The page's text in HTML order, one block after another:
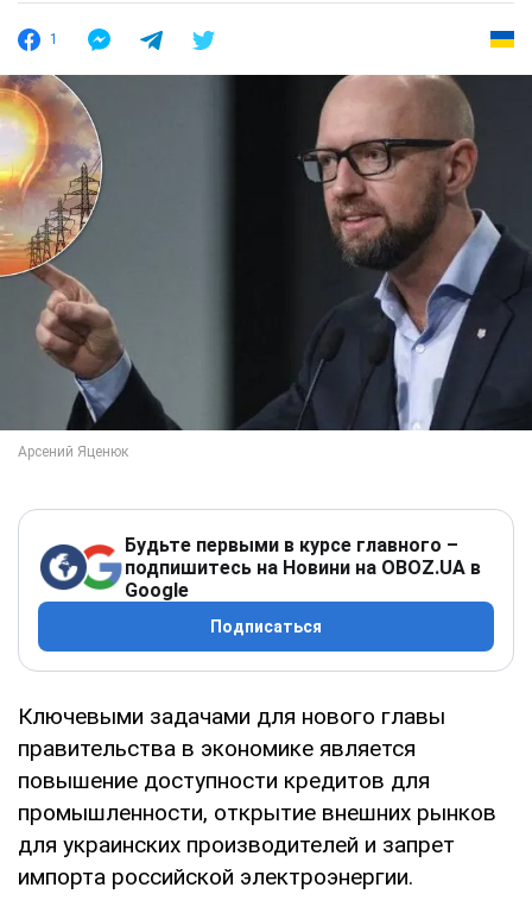
1
Будьте первыми в курсе главного –
подпишитесь на Новини на OBOZ.UA в
Google
Подписаться
Ключевыми задачами для нового главы
правительства в экономике является
повышение доступности кредитов для
промышленности, открытие внешних рынков
для украинских производителей и запрет
импорта российской электроэнергии.